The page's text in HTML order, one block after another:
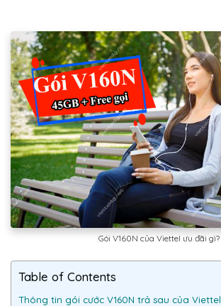
Gói V160N của Viettel ưu đãi gì?
Table of Contents
Thông tin gói cước V160N trả sau của Viettel